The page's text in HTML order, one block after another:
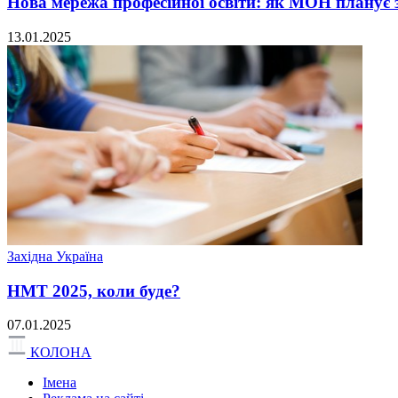
13.01.2025
Західна Україна
НМТ 2025, коли буде?
07.01.2025
КОЛОНА
Імена